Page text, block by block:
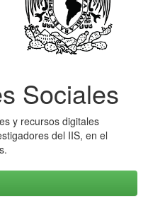
Sociales
y recursos digitales
del IIS, en el